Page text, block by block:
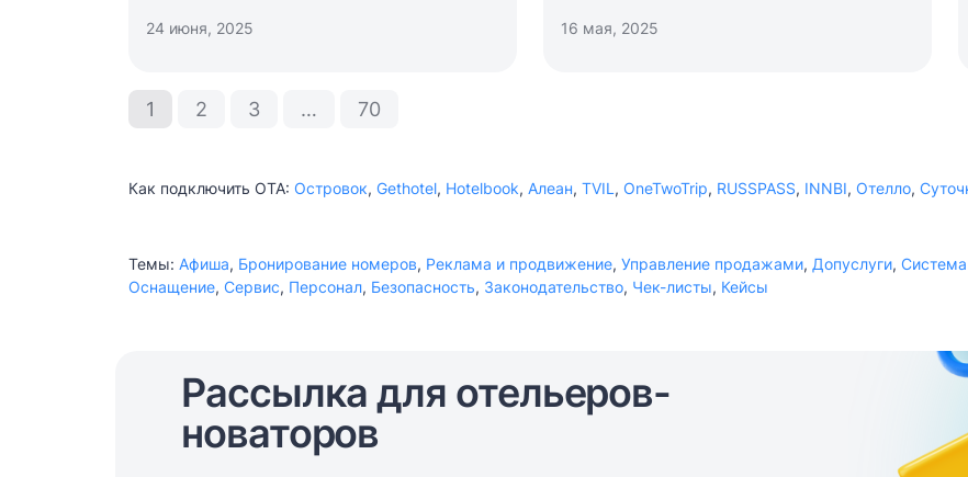
в 2025 году. Главные инсайты: 85%
из них (54%) — отправятся в поездку
с семьей и детьми. Актуальная
отельеров — в сегодняшней статье.
24 июня, 2025
2024/2025, уровень доходности
16 мая, 2025
1 2 3 … 70
Как подключить ОТА: Островок, Gethotel, Hotelbook, Алеан, TVIL , OneTwoTrip, RUSSPASS, INNBI, Отелло,
Темы: Афиша, Бронирование номеров, Реклама и продвижение, Управление продажами, Допуслуги, Система
Оснащение, Сервис, Персонал, Безопасность, Законодательство, Чек-листы, Кейсы
Рассылка для отельеров-
новаторов